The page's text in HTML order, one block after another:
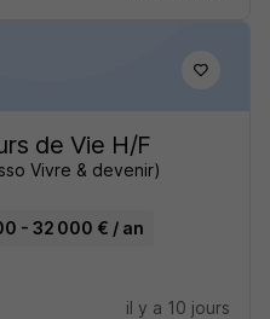
de Vie H/F
Vivre & devenir)
- 32 000 € / an
il y a 10 jours